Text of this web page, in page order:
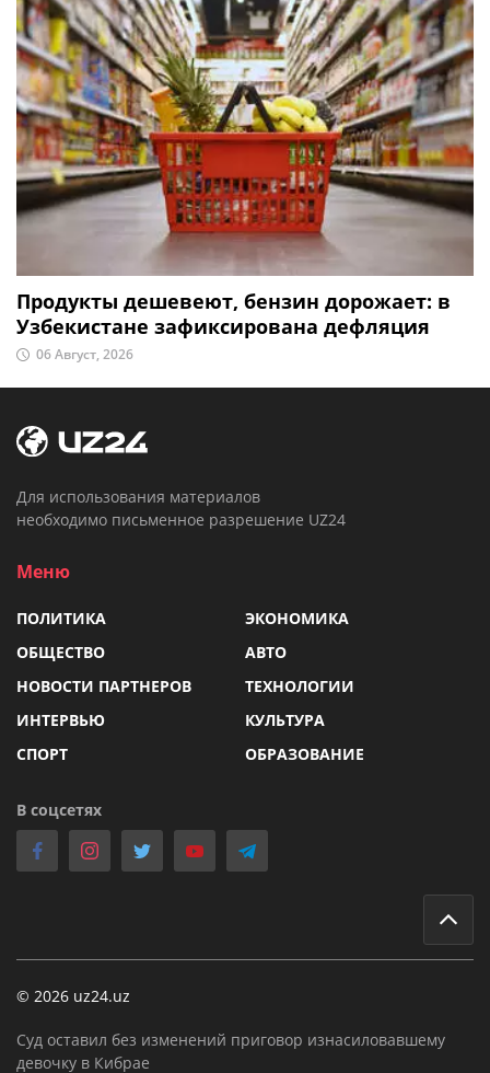
Продукты дешевеют, бензин дорожает: в
Узбекистане зафиксирована дефляция
06 Август, 2026
Для использования материалов
необходимо письменное разрешение UZ24
Меню
ПОЛИТИКА
ЭКОНОМИКА
ОБЩЕСТВО
АВТО
НОВОСТИ ПАРТНЕРОВ
ТЕХНОЛОГИИ
ИНТЕРВЬЮ
КУЛЬТУРА
СПОРТ
ОБРАЗОВАНИЕ
В соцсетях
© 2026 uz24.uz
Суд оставил без изменений приговор изнасиловавшему
девочку в Кибрае